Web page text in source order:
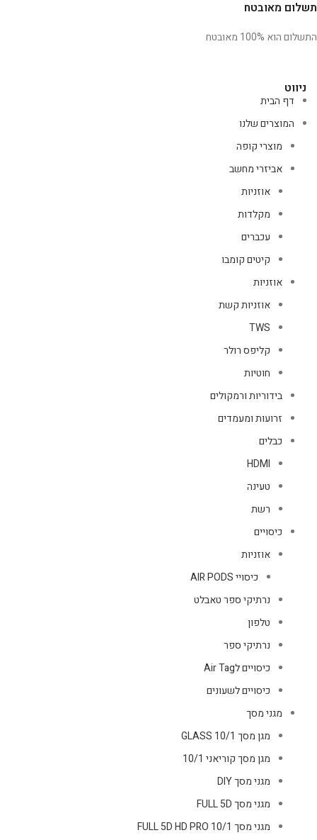
תשלום מאובטח
התשלום הוא 100% מאובטח
ניווט
דף הבית
המוצרים שלנו
מוצרי קופה
אביזרי מחשב
אוזניות
מקלדות
עכברים
קיטים קומבו
אוזניות
אוזניות קשת
TWS
קליפס רולר
חוטיות
בידוריות ורמקולים
זרועות ומעמדים
כבלים
HDMI
טעינה
רשת
כיסויים
אוזניות
כיסויי AIR PODS
נרתיקי ספר טאבלט
טלפון
נרתיקי ספר
כיסויים לAir Tag
כיסויים לשעונים
מגני מסך
מגן מסך GLASS 10/1
מגן מסך קוריאני 10/1
מגני מסך DIY
מגני מסך FULL 5D
מגני מסך FULL 5D HD PRO 10/1